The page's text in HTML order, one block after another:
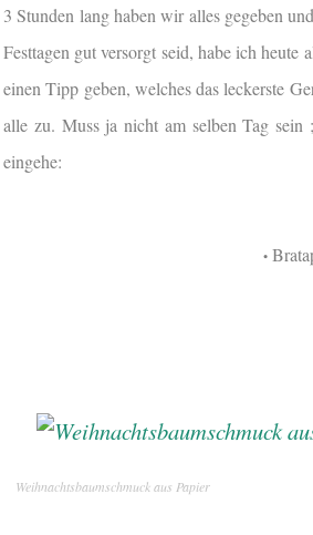
3 Stunden lang haben wir alles gegeben
Festtagen gut versorgt seid, habe ich heute
einen Tipp geben, welches das leckerste
alle zu. Muss ja nicht am selben Tag
eingehe:
•
Weihnachtsbaumschmuck aus Papier